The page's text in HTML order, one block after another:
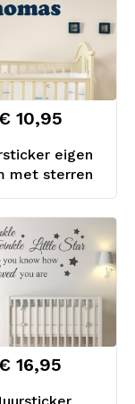
eigen
met sterren
10,95
16,95